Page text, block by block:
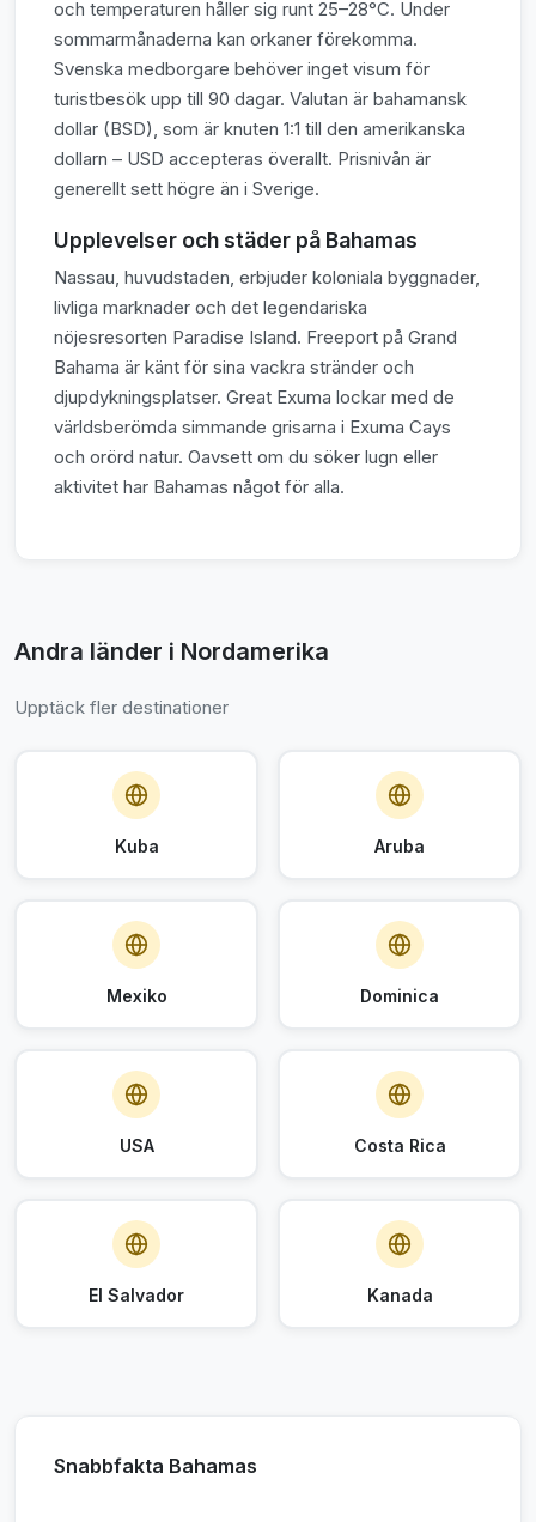
och temperaturen håller sig runt 25–28°C. Under
sommarmånaderna kan orkaner förekomma.
Svenska medborgare behöver inget visum för
turistbesök upp till 90 dagar. Valutan är bahamansk
dollar (BSD), som är knuten 1:1 till den amerikanska
dollarn – USD accepteras överallt. Prisnivån är
generellt sett högre än i Sverige.
Upplevelser och städer på Bahamas
Nassau, huvudstaden, erbjuder koloniala byggnader,
livliga marknader och det legendariska
nöjesresorten Paradise Island. Freeport på Grand
Bahama är känt för sina vackra stränder och
djupdykningsplatser. Great Exuma lockar med de
världsberömda simmande grisarna i Exuma Cays
och orörd natur. Oavsett om du söker lugn eller
aktivitet har Bahamas något för alla.
Andra länder i Nordamerika
Upptäck fler destinationer
Kuba Aruba
Mexiko Dominica
USA Costa Rica
El Salvador Kanada
Snabbfakta Bahamas